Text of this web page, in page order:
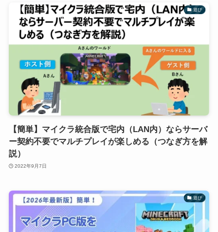
遊び
【簡単】マイクラ統合版で宅内（LAN内）ならサーバ
ー契約不要でマルチプレイが楽しめる（つなぎ方を解
説）
2022年9月7日
遊び